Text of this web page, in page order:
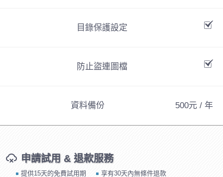
目錄保護設定
防止盜連圖檔
資料備份 500元 / 年
申請試用 & 退款服務
提供15天的免費試用期
享有30天內無條件退款